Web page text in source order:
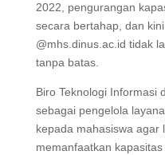
2022, pengurangan
secara bertahap, dan
@mhs.dinus.ac.id tidak
tanpa batas.
Biro Teknologi Informasi
sebagai pengelola
kepada mahasiswa agar
memanfaatkan